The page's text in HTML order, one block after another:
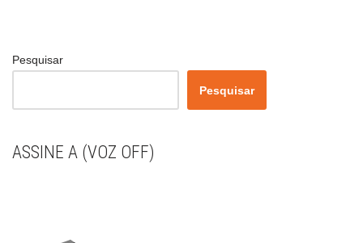
Pesquisar
Pesquisar
ASSINE A (VOZ OFF)